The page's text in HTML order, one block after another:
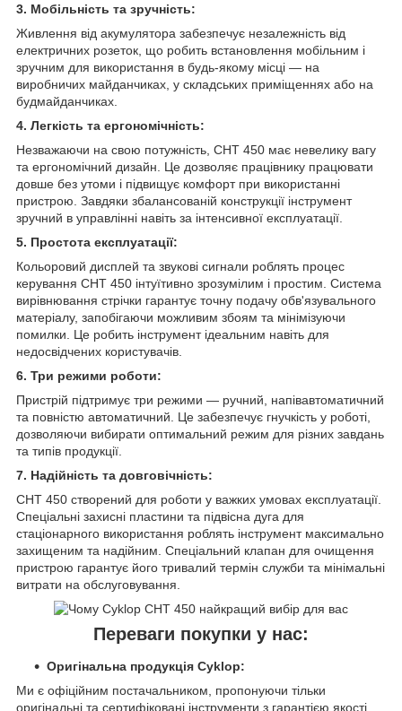
3. Мобільність та зручність:
Живлення від акумулятора забезпечує незалежність від
електричних розеток, що робить встановлення мобільним і
зручним для використання в будь-якому місці — на
виробничих майданчиках, у складських приміщеннях або на
будмайданчиках.
4. Легкість та ергономічність:
Незважаючи на свою потужність, CHT 450 має невелику вагу
та ергономічний дизайн. Це дозволяє працівнику працювати
довше без утоми і підвищує комфорт при використанні
пристрою. Завдяки збалансованій конструкції інструмент
зручний в управлінні навіть за інтенсивної експлуатації.
5. Простота експлуатації:
Кольоровий дисплей та звукові сигнали роблять процес
керування CHT 450 інтуїтивно зрозумілим і простим. Система
вирівнювання стрічки гарантує точну подачу обв'язувального
матеріалу, запобігаючи можливим збоям та мінімізуючи
помилки. Це робить інструмент ідеальним навіть для
недосвідчених користувачів.
6. Три режими роботи:
Пристрій підтримує три режими — ручний, напівавтоматичний
та повністю автоматичний. Це забезпечує гнучкість у роботі,
дозволяючи вибирати оптимальний режим для різних завдань
та типів продукції.
7. Надійність та довговічність:
CHT 450 створений для роботи у важких умовах експлуатації.
Спеціальні захисні пластини та підвісна дуга для
стаціонарного використання роблять інструмент максимально
захищеним та надійним. Спеціальний клапан для очищення
пристрою гарантує його тривалий термін служби та мінімальні
витрати на обслуговування.
Переваги покупки у нас:
Оригінальна продукція Cyklop:
Ми є офіційним постачальником, пропонуючи тільки
оригінальні та сертифіковані інструменти з гарантією якості.